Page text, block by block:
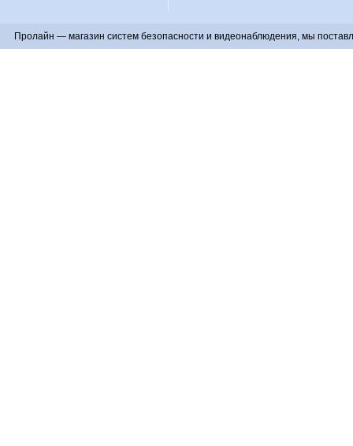
Пролайн — магазин систем безопасности и видеонаблюдения, мы